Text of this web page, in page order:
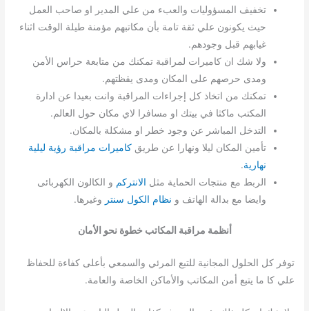
تخفيف المسؤوليات والعبء من علي المدير او صاحب العمل
حيث يكونون علي ثقة تامة بأن مكاتبهم مؤمنة طيلة الوقت اثناء
غيابهم قبل وجودهم.
ولا شك ان كاميرات لمراقبة تمكنك من متابعة حراس الأمن
ومدى حرصهم على المكان ومدى يقظتهم.
تمكنك من اتخاذ كل إجراءات المراقبة وانت بعيدا عن ادارة
المكتب ماكثا في بيتك او مسافرا لاي مكان حول العالم.
التدخل المباشر عن وجود خطر او مشكلة بالمكان.
تأمين المكان ليلا ونهارا عن طريقكاميرات مراقبة رؤية ليلية
نهارية.
الربط مع منتجات الحماية مثل الانتركم و الكالون الكهربائى
وايضا مع بدالة الهاتف و نظام الكول سنتر وغيرها.
أنظمة مراقبة المكاتب خطوة نحو الأمان
توفر كل الحلول المجانية للتبع المرئي والسمعي بأعلى كفاءة للحفاظ
علي كا ما يتبع أمن المكاتب والأماكن الخاصة والعامة.